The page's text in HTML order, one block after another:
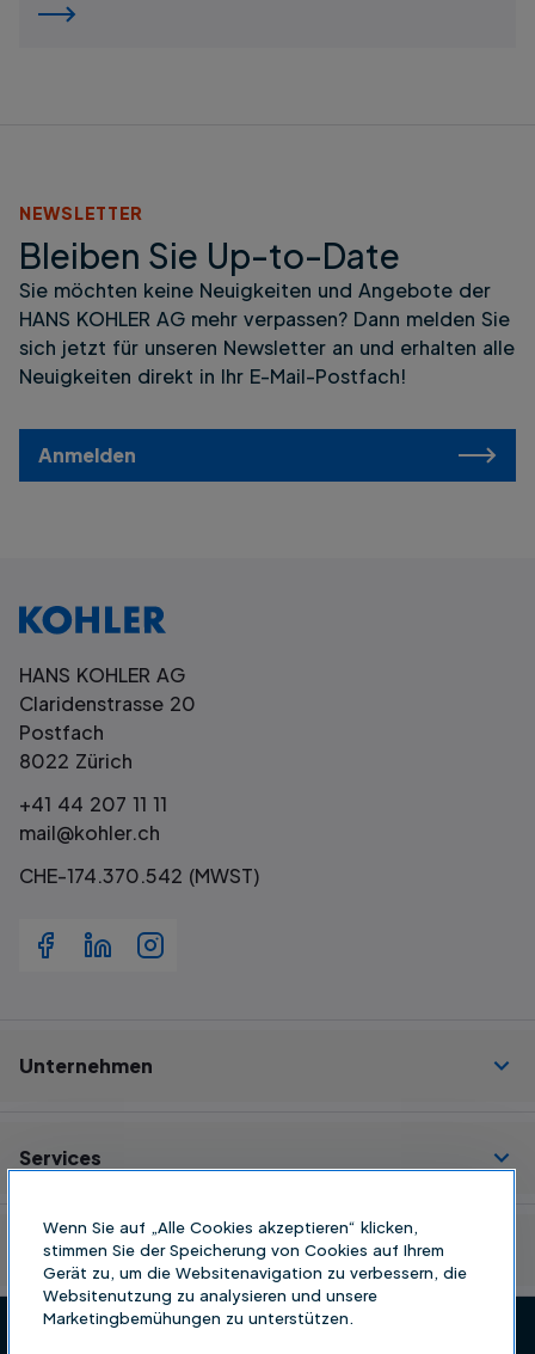
Bleiben Sie Up-to-Date
NEWSLETTER
Sie möchten keine Neuigkeiten und Angebote der
HANS KOHLER AG mehr verpassen? Dann melden Sie
sich jetzt für unseren Newsletter an und erhalten alle
Neuigkeiten direkt in Ihr E-Mail-Postfach!
Anmelden
HANS KOHLER AG
Claridenstrasse 20
Postfach
8022 Zürich
+41 44 207 11 11
mail@kohler.ch
CHE-174.370.542 (MWST)
Unternehmen
Services
Ressourcen
Datenschutz
Wenn Sie auf „Alle Cookies akzeptieren“ klicken,
stimmen Sie der Speicherung von Cookies auf Ihrem
Gerät zu, um die Websitenavigation zu verbessern, die
Websitenutzung zu analysieren und unsere
Marketingbemühungen zu unterstützen.